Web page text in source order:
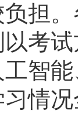
担
考
智
情